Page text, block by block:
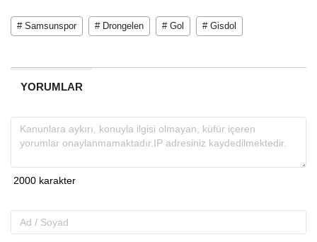
# Samsunspor # Drongelen # Gol # Gisdol
YORUMLAR